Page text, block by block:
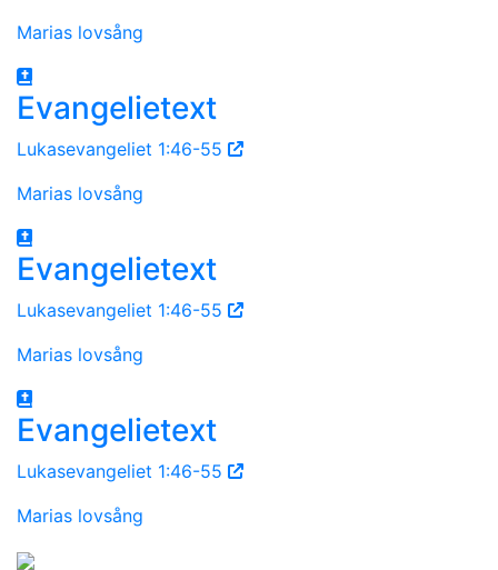
Marias lovsång
Evangelietext
Lukasevangeliet 1:46-55
Marias lovsång
Evangelietext
Lukasevangeliet 1:46-55
Marias lovsång
Evangelietext
Lukasevangeliet 1:46-55
Marias lovsång